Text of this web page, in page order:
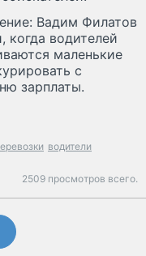
Вадим Филатов
когда водителей
маленькие
с
зарплаты.
водители
2509 просмотров всего.